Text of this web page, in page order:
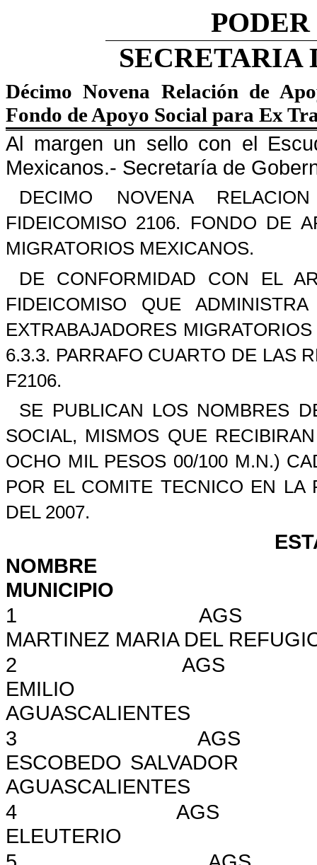
SECRETARIA
Décimo Novena Relación de
Fondo de Apoyo Social para Ex
Al margen un sello con el
Mexicanos.- Secretaría de
DECIMO NOVENA
FIDEICOMISO 2106. FONDO DE
MIGRATORIOS MEXICANOS.
DE CONFORMIDAD CON EL
FIDEICOMISO QUE
EXTRABAJADORES
6.3.3. PARRAFO CUARTO DE LAS
F2106.
SE PUBLICAN LOS NOMBRES
SOCIAL, MISMOS QUE
OCHO MIL PESOS 00/100 M.N.)
POR EL COMITE TECNICO EN LA
DEL 2007.
NOMBRE
MUNICIPIO
1AGS
MARTINEZ MARIA DEL
2AGS
EMILIO
AGUASCALIENTES
3 AGS
ESCOBEDO SALVADOR
AGUASCALIENTES
4AGS
ELEUTERIO